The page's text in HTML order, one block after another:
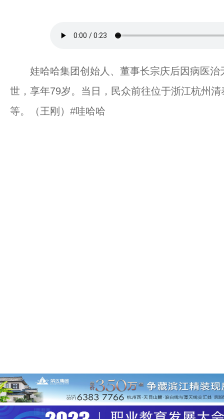
娃哈哈集团创始人、董事长宗庆后因病医治
世，享年79岁。当日，民众前往位于浙江杭州
等。（王刚）#哇哈哈